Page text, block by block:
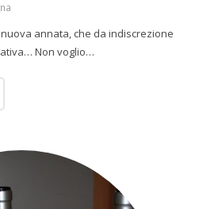
annata, che da indiscrezione
Non voglio…